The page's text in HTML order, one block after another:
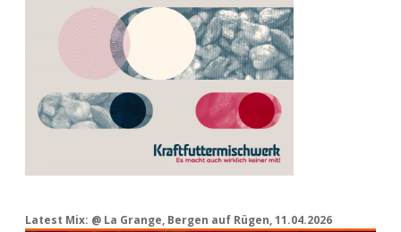
Latest Mix: @ La Grange, Bergen auf Rügen, 11.04.2026